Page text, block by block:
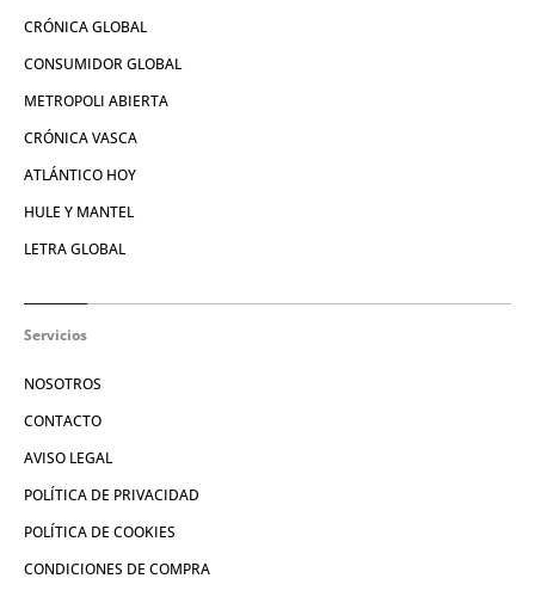
CRÓNICA GLOBAL
CONSUMIDOR GLOBAL
METROPOLI ABIERTA
CRÓNICA VASCA
ATLÁNTICO HOY
HULE Y MANTEL
LETRA GLOBAL
Servicios
NOSOTROS
CONTACTO
AVISO LEGAL
POLÍTICA DE PRIVACIDAD
POLÍTICA DE COOKIES
CONDICIONES DE COMPRA